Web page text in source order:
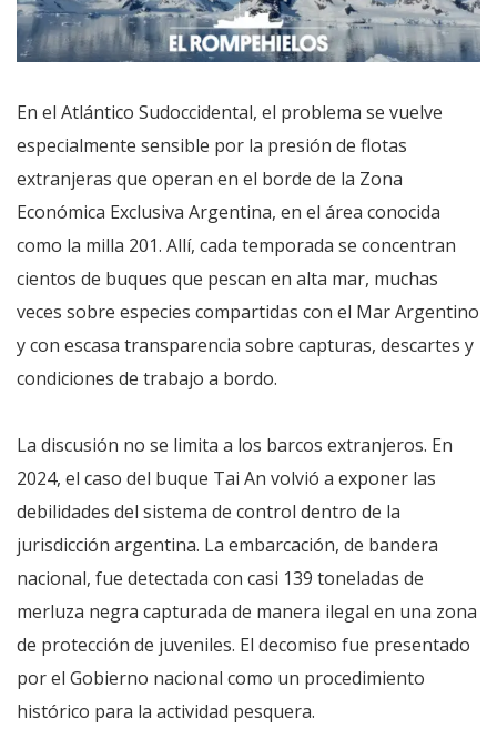
En el Atlántico Sudoccidental, el problema se vuelve
especialmente sensible por la presión de flotas
extranjeras que operan en el borde de la Zona
Económica Exclusiva Argentina, en el área conocida
como la milla 201. Allí, cada temporada se concentran
cientos de buques que pescan en alta mar, muchas
veces sobre especies compartidas con el Mar Argentino
y con escasa transparencia sobre capturas, descartes y
condiciones de trabajo a bordo.
La discusión no se limita a los barcos extranjeros. En
2024, el caso del buque Tai An volvió a exponer las
debilidades del sistema de control dentro de la
jurisdicción argentina. La embarcación, de bandera
nacional, fue detectada con casi 139 toneladas de
merluza negra capturada de manera ilegal en una zona
de protección de juveniles. El decomiso fue presentado
por el Gobierno nacional como un procedimiento
histórico para la actividad pesquera.